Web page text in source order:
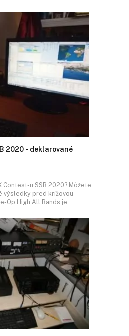
2020 - deklarované
Contest-u SSB 2020? Môžete
výsledky pred krížovou
Op High All Bands je…